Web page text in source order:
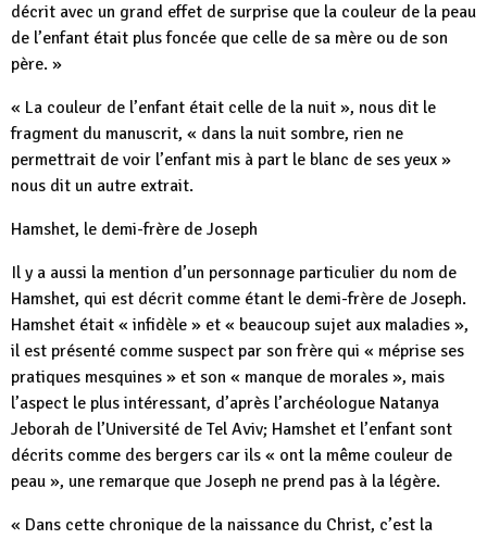
décrit avec un grand effet de surprise que la couleur de la peau
de l’enfant était plus foncée que celle de sa mère ou de son
père. »
« La couleur de l’enfant était celle de la nuit », nous dit le
fragment du manuscrit, « dans la nuit sombre, rien ne
permettrait de voir l’enfant mis à part le blanc de ses yeux »
nous dit un autre extrait.
Hamshet, le demi-frère de Joseph
Il y a aussi la mention d’un personnage particulier du nom de
Hamshet, qui est décrit comme étant le demi-frère de Joseph.
Hamshet était « infidèle » et « beaucoup sujet aux maladies »,
il est présenté comme suspect par son frère qui « méprise ses
pratiques mesquines » et son « manque de morales », mais
l’aspect le plus intéressant, d’après l’archéologue Natanya
Jeborah de l’Université de Tel Aviv; Hamshet et l’enfant sont
décrits comme des bergers car ils « ont la même couleur de
peau », une remarque que Joseph ne prend pas à la légère.
« Dans cette chronique de la naissance du Christ, c’est la